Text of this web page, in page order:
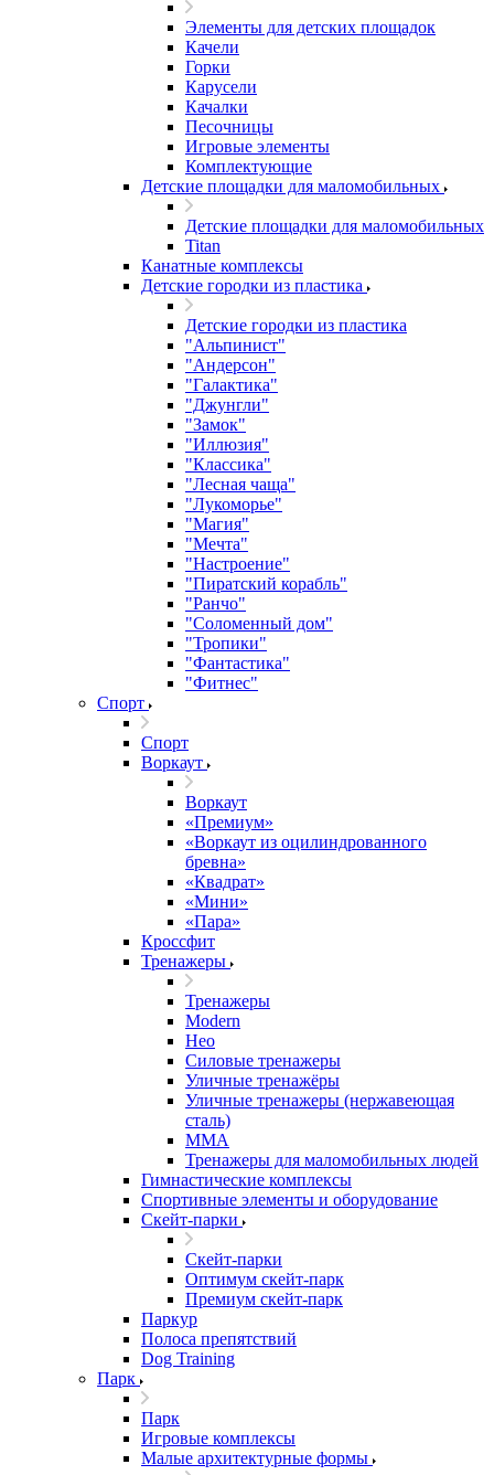
Элементы для детских площадок
Качели
Горки
Карусели
Качалки
Песочницы
Игровые элементы
Комплектующие
Детские площадки для маломобильных
Детские площадки для маломобильных
Titan
Канатные комплексы
Детские городки из пластика
Детские городки из пластика
"Альпинист"
"Андерсон"
"Галактика"
"Джунгли"
"Замок"
"Иллюзия"
"Классика"
"Лесная чаща"
"Лукоморье"
"Магия"
"Мечта"
"Настроение"
"Пиратский корабль"
"Ранчо"
"Соломенный дом"
"Тропики"
"Фантастика"
"Фитнес"
Спорт
Спорт
Воркаут
Воркаут
«Премиум»
«Воркаут из оцилиндрованного
бревна»
«Квадрат»
«Мини»
«Пара»
Кроссфит
Тренажеры
Тренажеры
Modern
Нео
Силовые тренажеры
Уличные тренажёры
Уличные тренажеры (нержавеющая
сталь)
ММА
Тренажеры для маломобильных людей
Гимнастические комплексы
Спортивные элементы и оборудование
Скейт-парки
Скейт-парки
Оптимум скейт-парк
Премиум скейт-парк
Паркур
Полоса препятствий
Dog Training
Парк
Парк
Игровые комплексы
Малые архитектурные формы